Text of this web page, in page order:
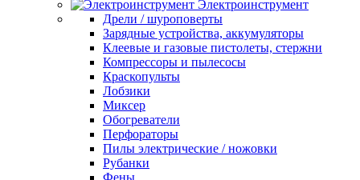
Электроинструмент
Дрели / шуроповерты
Зарядные устройства, аккумуляторы
Клеевые и газовые пистолеты, стержни
Компрессоры и пылесосы
Краскопульты
Лобзики
Миксер
Обогреватели
Перфораторы
Пилы электрические / ножовки
Рубанки
Фены